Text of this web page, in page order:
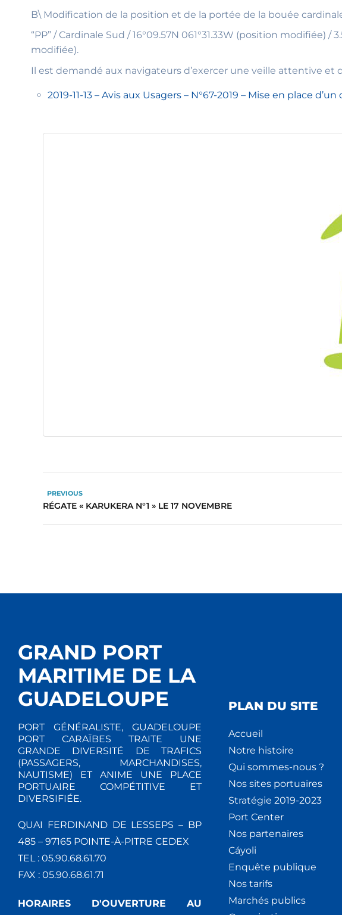
B\ Modification de la position et de la portée de la bouée
“PP” / Cardinale Sud / 16°09.57N 061°31.33W (position modifiée) /
modifiée).
Il est demandé aux navigateurs d’exercer une veille attentive
2019-11-13 – Avis aux Usagers – N°67-2019 – Mise en place
PREVIOUS
RÉGATE « KARUKERA N°1 » LE 17 NOVEMBRE
GRAND PORT
MARITIME DE LA
GUADELOUPE
PORT GÉNÉRALISTE, GUADELOUPE
PORT CARAÏBES TRAITE UNE
GRANDE DIVERSITÉ DE TRAFICS
(PASSAGERS, MARCHANDISES,
NAUTISME) ET ANIME UNE PLACE
PORTUAIRE COMPÉTITIVE ET
DIVERSIFIÉE.
QUAI FERDINAND DE LESSEPS – BP
485 – 97165 POINTE-À-PITRE CEDEX
TEL : 05.90.68.61.70
FAX : 05.90.68.61.71
HORAIRES D'OUVERTURE AU
PLAN DU SITE
Accueil
Notre histoire
Qui sommes-nous ?
Nos sites portuaires
Stratégie 2019-2023
Port Center
Nos partenaires
Cáyoli
Enquête publique
Nos tarifs
Marchés publics